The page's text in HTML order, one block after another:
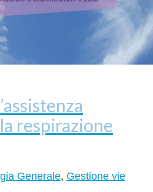
respirazione
Generale, Gestione vie